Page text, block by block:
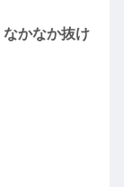
かなか抜け